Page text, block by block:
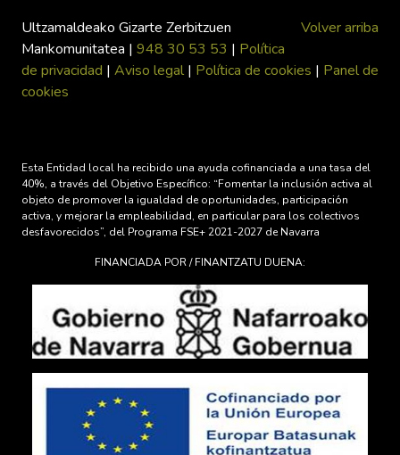
Volver arriba
Ultzamaldeako Gizarte Zerbitzuen
Mankomunitatea | 948 30 53 53 | Política
de privacidad | Aviso legal | Política de cookies | Panel de
cookies
Esta Entidad local ha recibido una ayuda cofinanciada a una tasa del
40%, a través del Objetivo Específico: “Fomentar la inclusión activa al
objeto de promover la igualdad de oportunidades, participación
activa, y mejorar la empleabilidad, en particular para los colectivos
desfavorecidos”, del Programa FSE+ 2021-2027 de Navarra
FINANCIADA POR / FINANTZATU DUENA: